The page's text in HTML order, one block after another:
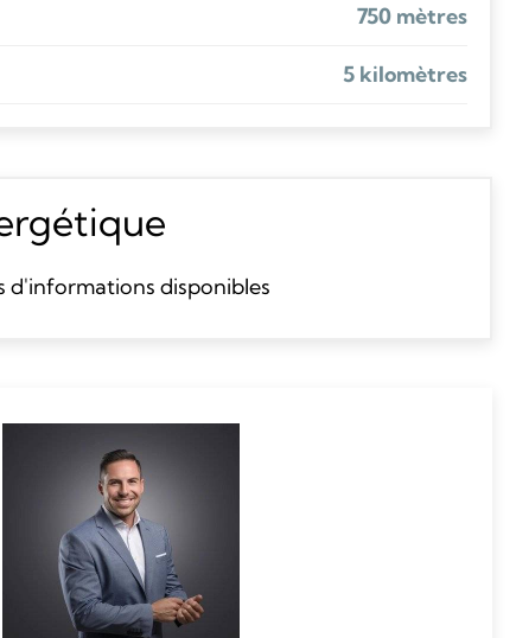
750 mètres
5 kilomètres
d'informations disponibles